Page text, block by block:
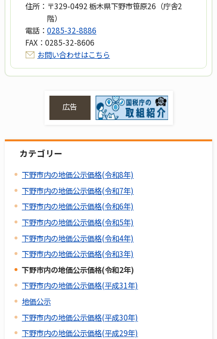
住所： 〒329-0492 栃木県下野市笹原26（庁舎2
階）
電話： 0285-32-8886
FAX： 0285-32-8606
お問い合わせはこちら
広告
カテゴリー
下野市内の地価公示価格(令和8年)
下野市内の地価公示価格(令和7年)
下野市内の地価公示価格(令和6年)
下野市内の地価公示価格(令和5年)
下野市内の地価公示価格(令和4年)
下野市内の地価公示価格(令和3年)
下野市内の地価公示価格(令和2年)
下野市内の地価公示価格(平成31年)
地価公示
下野市内の地価公示価格(平成30年)
下野市内の地価公示価格(平成29年)